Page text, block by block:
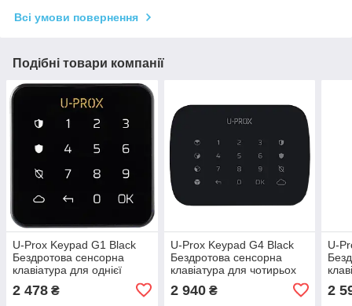
Всі умови повернення
Подібні товари компанії
U-Prox Keypad G1 Black
Бездротова сенсорна
клавіатура для однієї
2 478 ₴
U-Prox Keypad G4 Black
Бездротова сенсорна
клавіатура для чотирьох
2 940₴
U-
2